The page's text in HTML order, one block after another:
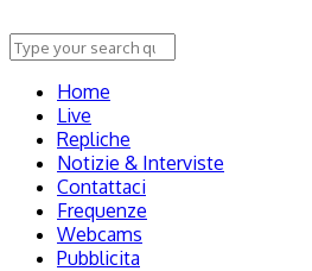
Home
Live
Repliche
Notizie & Interviste
Contattaci
Frequenze
Webcams
Pubblicita